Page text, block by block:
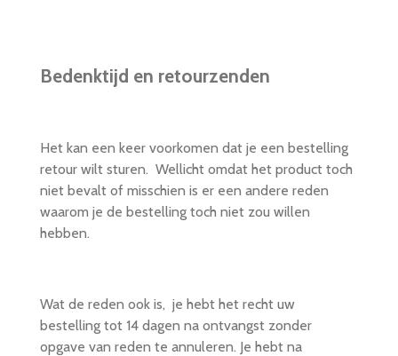
Bedenktijd en retourzenden
Het kan een keer voorkomen dat je een bestelling
retour wilt sturen. Wellicht omdat het product toch
niet bevalt of misschien is er een andere reden
waarom je de bestelling toch niet zou willen
hebben.
Wat de reden ook is, je hebt het recht uw
bestelling tot 14 dagen na ontvangst zonder
opgave van reden te annuleren. Je hebt na